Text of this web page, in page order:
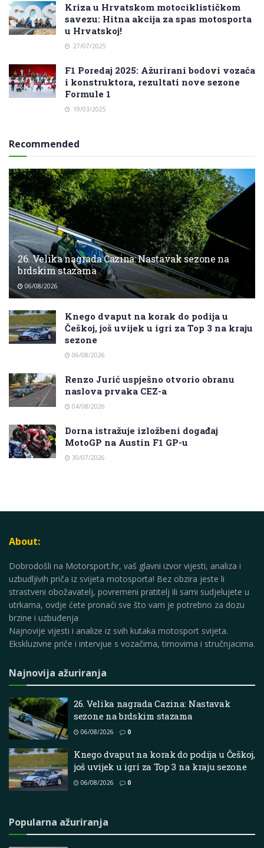
Kriza u Hrvatskom motociklističkom
savezu: Hitna akcija za spas motosporta
u Hrvatskoj!
27/07/2025
F1 Poredaj 2025: Ažurirani bodovi vozača
i konstruktora, rezultati nove sezone
Formule 1
19/03/2025
Recommended
26. Velika nagrada Cazina: Nastavak sezone na
brdskim stazama
06/08/2026
Knego dvaput na korak do podija u
Češkoj, još uvijek u igri za Top 3 na kraju
sezone
06/08/2026
Renzo Jurić uspješno otvorio obranu
naslova prvaka CEZ-a
04/08/2026
Dorna istražuje izložbeni događaj
MotoGP na Austin F1 GP-u
30/07/2026
About:
Dobrodošli na Motorsport.hr, vaš glavni izvor vijesti, analiza i
uzbudljivih priča iz svijeta motosporta! Bez obzira jeste li
strastveni obožavatelj, povremeni pratitelj ili sami sudjelujete u
utrkama, ovdje ćete pronaći sve što vam je potrebno za dozu
brzine i uzbuđenja
Najnovije vijesti i analize iz svih kutaka motosport svijeta.
Ekskluzivne priče i intervjue s vozačima, timovima i stručnjacima.
Najnovija ažuriranja
26. Velika nagrada Cazina: Nastavak
sezone na brdskim stazama
06/08/2026 0
Knego dvaput na korak do podija u Češkoj,
još uvijek u igri za Top 3 na kraju sezone
06/08/2026 0
Popularna ažuriranja